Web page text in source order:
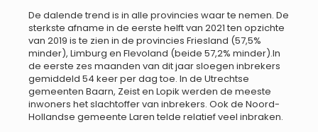
De dalende trend is in alle provincies waar te nemen. De
sterkste afname in de eerste helft van 2021 ten opzichte
van 2019 is te zien in de provincies Friesland (57,5%
minder), Limburg en Flevoland (beide 57,2% minder).In
de eerste zes maanden van dit jaar sloegen inbrekers
gemiddeld 54 keer per dag toe. In de Utrechtse
gemeenten Baarn, Zeist en Lopik werden de meeste
inwoners het slachtoffer van inbrekers. Ook de Noord-
Hollandse gemeente Laren telde relatief veel inbraken.